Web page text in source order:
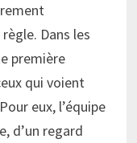
Dans les
première
qui voient
eux, l’équipe
d’un regard